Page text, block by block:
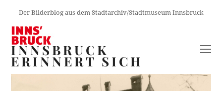
Der Bilderblog aus dem Stadtarchiv/Stadtmuseum Innsbruck
INNSBRUCK
ERINNERT SICH